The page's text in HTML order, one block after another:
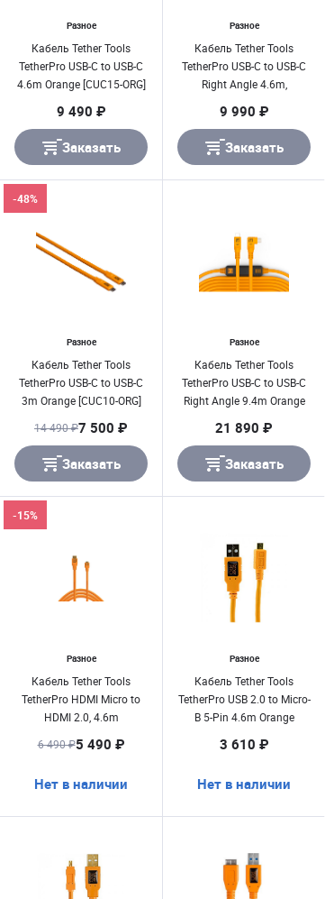
Разное
Кабель Tether Tools
TetherPro USB-C to USB-C
4.6m Orange [CUC15-ORG]
9 490 ₽
Заказать
Разное
Кабель Tether Tools
TetherPro USB-C to USB-C
Right Angle 4.6m,
ORG)
9 990 ₽
Заказать
Разное
Кабель Tether Tools
TetherPro USB-C to USB-C
3m Orange [CUC10-ORG]
-48%
14 490 ₽7 500 ₽
Заказать
Разное
Кабель Tether Tools
TetherPro USB-C to USB-C
Right Angle 9.4m Orange
21 890 ₽
Заказать
Разное
Кабель Tether Tools
TetherPro HDMI Micro to
HDMI 2.0, 4.6m
-15%
6 490 ₽5 490 ₽
Нет в наличии
Разное
Кабель Tether Tools
TetherPro USB 2.0 to Micro-
B 5-Pin 4.6m Orange
3 610 ₽
Нет в наличии